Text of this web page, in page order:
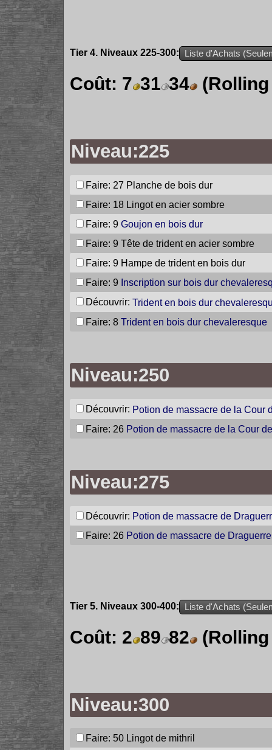
Tier 4. Niveaux 225-300: Liste d'Achats
Coût: 7 31 34
Niveau:225
Faire: 27 Planche de bois dur
Faire: 18 Lingot en acier sombre
Faire: 9 Goujon en bois dur
Faire: 9 Tête de trident en acier sombre
Faire: 9 Hampe de trident en bois dur
Faire: 9 Inscription sur bois dur
Découvrir: Trident en bois dur
Faire: 8 Trident en bois dur chevaleresque
Niveau:250
Découvrir: Potion de massacre de la Cour
Faire: 26 Potion de massacre de la Cour
Niveau:275
Découvrir: Potion de massacre de
Faire: 26 Potion de massacre de
Tier 5. Niveaux 300-400: Liste d'Achats
Coût: 2 89 82
Niveau:300
Faire: 50 Lingot de mithril